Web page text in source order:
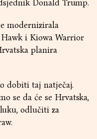
Donald Trump.
modernizirala
i Kiowa Warrior
planira
dobiti taj natječaj.
se da će se Hrvatska,
odlučiti za